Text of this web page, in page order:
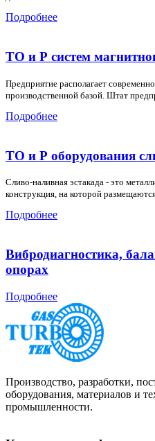
Подробнее
ТО и Р систем
Предприятие располагает
производственной базой. Штат
Подробнее
ТО и Р оборудования
Сливо-наливная эстакада - это
конструкция, на которой
Подробнее
Вибродиагностика,
опорах
Подробнее
Производство, разработки,
оборудования, материалов и
промышленности.